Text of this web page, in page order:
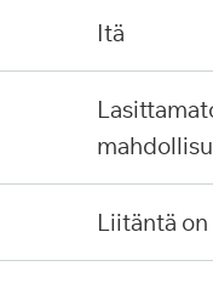
itä
lasittamaton, ei lasitus
liitäntä on